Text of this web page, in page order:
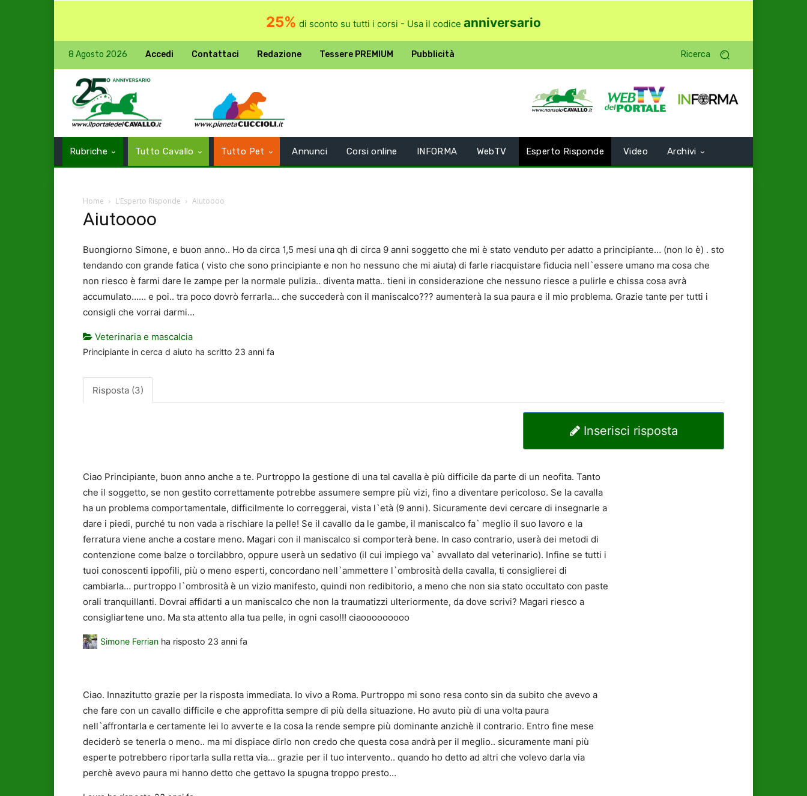
25% di sconto su tutti i corsi - Usa il codice anniversario
8 Agosto 2026 Accedi Contattaci Redazione Tessere PREMIUM Pubblicità Ricerca
Rubriche Tutto Cavallo Tutto Pet Annunci Corsi online INFORMA WebTV Esperto Risponde Video Archivi
Home L’Esperto Risponde Aiutoooo
Aiutoooo
Buongiorno Simone, e buon anno.. Ho da circa 1,5 mesi una qh di circa 9 anni soggetto che mi è stato venduto per adatto a principiante… (non lo è) . sto
tendando con grande fatica ( visto che sono principiante e non ho nessuno che mi aiuta) di farle riacquistare fiducia nell`essere umano ma cosa che
non riesco è farmi dare le zampe per la normale pulizia.. diventa matta.. tieni in considerazione che nessuno riesce a pulirle e chissa cosa avrà
accumulato…… e poi.. tra poco dovrò ferrarla… che succederà con il maniscalco??? aumenterà la sua paura e il mio problema. Grazie tante per tutti i
consigli che vorrai darmi…
Veterinaria e mascalcia
Principiante in cerca d aiuto ha scritto 23 anni fa
Risposta (3)
Inserisci risposta
Ciao Principiante, buon anno anche a te. Purtroppo la gestione di una tal cavalla è più difficile da parte di un neofita. Tanto
che il soggetto, se non gestito correttamente potrebbe assumere sempre più vizi, fino a diventare pericoloso. Se la cavalla
ha un problema comportamentale, difficilmente lo correggerai, vista l`età (9 anni). Sicuramente devi cercare di insegnarle a
dare i piedi, purché tu non vada a rischiare la pelle! Se il cavallo da le gambe, il maniscalco fa` meglio il suo lavoro e la
ferratura viene anche a costare meno. Magari con il maniscalco si comporterà bene. In caso contrario, userà dei metodi di
contenzione come balze o torcilabbro, oppure userà un sedativo (il cui impiego va` avvallato dal veterinario). Infine se tutti i
tuoi conoscenti ippofili, più o meno esperti, concordano nell`ammettere l`ombrosità della cavalla, ti consiglierei di
cambiarla… purtroppo l`ombrosità è un vizio manifesto, quindi non redibitorio, a meno che non sia stato occultato con paste
orali tranquillanti. Dovrai affidarti a un maniscalco che non la traumatizzi ulteriormente, da dove scrivi? Magari riesco a
consigliartene uno. Ma sta attento alla tua pelle, in ogni caso!!! ciaooooooooo
Simone Ferrian ha risposto 23 anni fa
Ciao. Innazitutto grazie per la risposta immediata. Io vivo a Roma. Purtroppo mi sono resa conto sin da subito che avevo a
che fare con un cavallo difficile e che approfitta sempre di più della situazione. Ho avuto più di una volta paura
nell`affrontarla e certamente lei lo avverte e la cosa la rende sempre più dominante anzichè il contrario. Entro fine mese
deciderò se tenerla o meno.. ma mi dispiace dirlo non credo che questa cosa andrà per il meglio.. sicuramente mani più
esperte potrebbero riportarla sulla retta via… grazie per il tuo intervento.. quando ho detto ad altri che volevo darla via
perchè avevo paura mi hanno detto che gettavo la spugna troppo presto…